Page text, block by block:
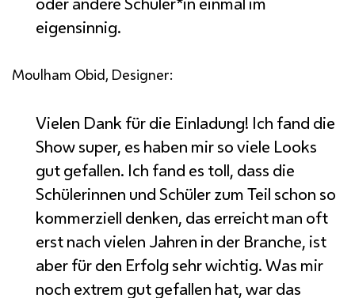
eigensinnig.
Moulham Obid, Designer:
Vielen Dank für die Einladung! Ich fand die
Showsuper, es haben mir so viele Looks
gut gefallen. Ich fand es toll, dass die
Schülerinnen und Schüler zum Teil schon so
kommerziell denken, das erreicht man oft
erst nach vielen Jahren in der Branche, ist
aber für den Erfolg sehr wichtig. Was mir
noch extrem gut gefallen hat, war das